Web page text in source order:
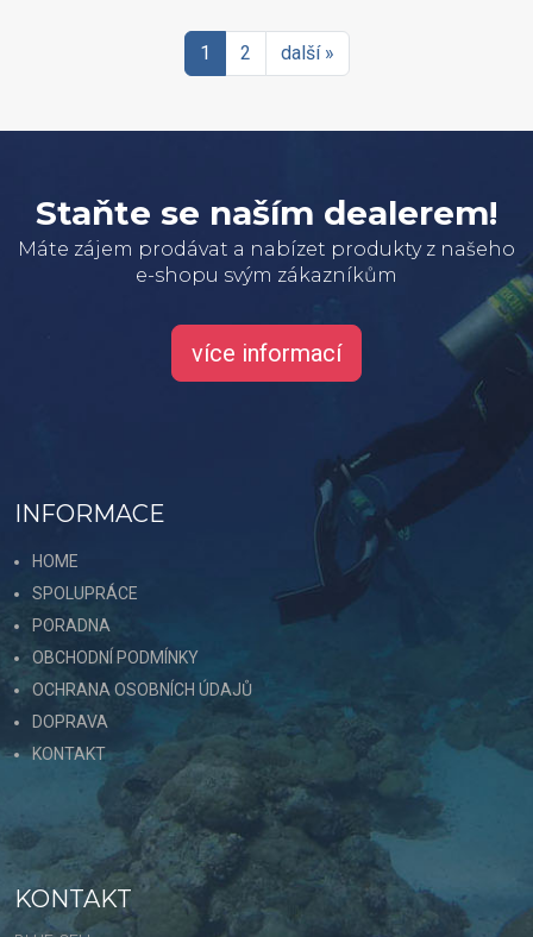
1 2 další »
Staňte se naším dealerem!
Máte zájem prodávat a nabízet produkty z našeho
e-shopu svým zákazníkům
více informací
INFORMACE
HOME
SPOLUPRÁCE
PORADNA
OBCHODNÍ PODMÍNKY
OCHRANA OSOBNÍCH ÚDAJŮ
DOPRAVA
KONTAKT
KONTAKT